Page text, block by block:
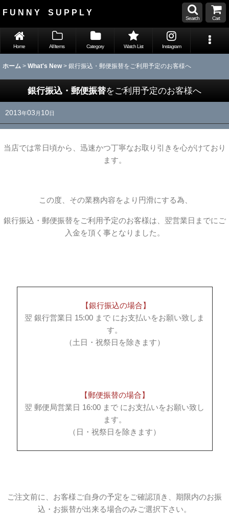
F U N N Y S U P P L Y
Search Cart
Home All Items Category Watch List Instagram
ホーム > What's New > 銀行振込・郵便振替をご利用予定のお客様へ
銀行振込・郵便振替をご利用予定のお客様へ
2013年03 月 10日
当店では常日頃から、迅速かつ丁寧なお取り引きを心がけており
ます。
この度、その業務内容をより円滑にする為、
銀行振込・郵便振替をご利用予定のお客様は、翌営業日までにご
入金を頂く事となりました。
【銀行振込の場合】
翌 銀行営業日 15:00 まで にお支払いをお願い致しま
す。
（土日・祝祭日を除きます）
【郵便振替の場合】
翌 郵便局営業日 16:00 まで にお支払いをお願い致し
ます。
（日・祝祭日を除きます）
ご注文前に、お客様ご自身の予定をご確認頂き、期限内のお振
込・お振替が出来る場合のみご選択下さい。